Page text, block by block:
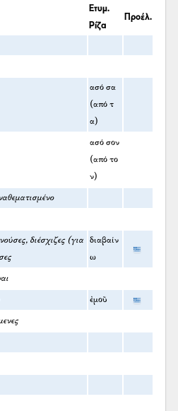
Ετυμ.
Ρίζα
Προέλ.
ασό σα
(από τ
α)
ασό σον
(από το
ν)
διέσχιζες (για
διαβαίν
ω
ἐμοῦ